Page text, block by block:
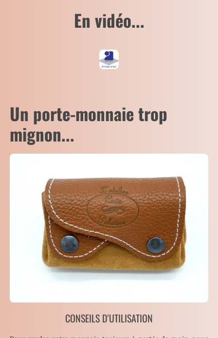
En vidéo...
Un porte-monnaie trop
mignon...
CONSEILS D'UTILISATION